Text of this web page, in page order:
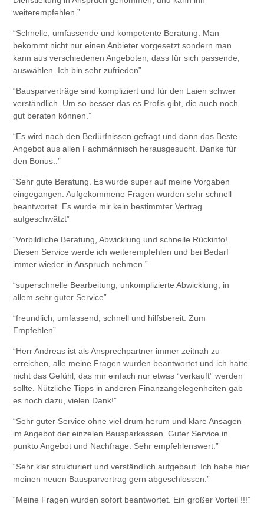
weiterempfehlen.”
“Schnelle, umfassende und kompetente Beratung. Man
bekommt nicht nur einen Anbieter vorgesetzt sondern man
kann aus verschiedenen Angeboten, dass für sich passende,
auswählen. Ich bin sehr zufrieden”
“Bausparverträge sind kompliziert und für den Laien schwer
verständlich. Um so besser das es Profis gibt, die auch noch
gut beraten können.”
“Es wird nach den Bedürfnissen gefragt und dann das Beste
Angebot aus allen Fachmännisch herausgesucht. Danke für
den Bonus..”
“Sehr gute Beratung. Es wurde super auf meine Vorgaben
eingegangen. Aufgekommene Fragen wurden sehr schnell
beantwortet. Es wurde mir kein bestimmter Vertrag
aufgeschwätzt”
“Vorbildliche Beratung, Abwicklung und schnelle Rückinfo!
Diesen Service werde ich weiterempfehlen und bei Bedarf
immer wieder in Anspruch nehmen.”
“superschnelle Bearbeitung, unkomplizierte Abwicklung, in
allem sehr guter Service”
“freundlich, umfassend, schnell und hilfsbereit. Zum
Empfehlen”
“Herr Andreas ist als Ansprechpartner immer zeitnah zu
erreichen, alle meine Fragen wurden beantwortet und ich hatte
nicht das Gefühl, das mir einfach nur etwas “verkauft” werden
sollte. Nützliche Tipps in anderen Finanzangelegenheiten gab
es noch dazu, vielen Dank!”
“Sehr guter Service ohne viel drum herum und klare Ansagen
im Angebot der einzelen Bausparkassen. Guter Service in
punkto Angebot und Nachfrage. Sehr empfehlenswert.”
“Sehr klar strukturiert und verständlich aufgebaut. Ich habe hier
meinen neuen Bausparvertrag gern abgeschlossen.”
“Meine Fragen wurden sofort beantwortet. Ein großer Vorteil !!!”